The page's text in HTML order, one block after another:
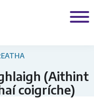
(Aithint
coigríche)